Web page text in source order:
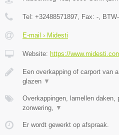
Tel: +32488571897 , Fax: - ,
E-mail › Midesti
Website: https://
Een overkapping of carport van
glazen ▼
Overkappingen, lamellen daken,
zonwering,
▼
Er wordt gewerkt op afspraak.